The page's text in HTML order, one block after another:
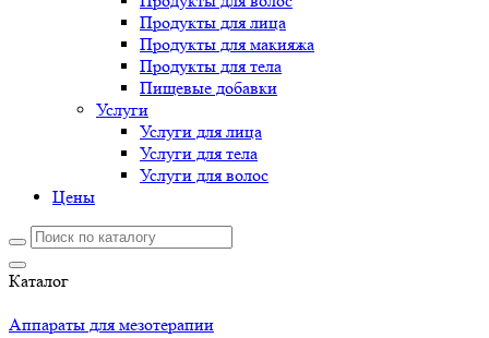
Продукты для лица
Продукты для макияжа
Продукты для тела
Пищевые добавки
Услуги
Услуги для лица
Услуги для тела
Услуги для волос
Цены
Каталог
Аппараты для мезотерапии